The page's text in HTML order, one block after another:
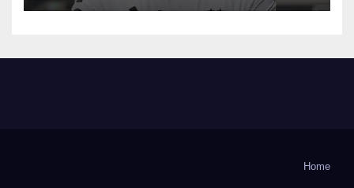
Home